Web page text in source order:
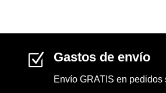
Z Gastos de envío
Envío GRATIS en pedidos